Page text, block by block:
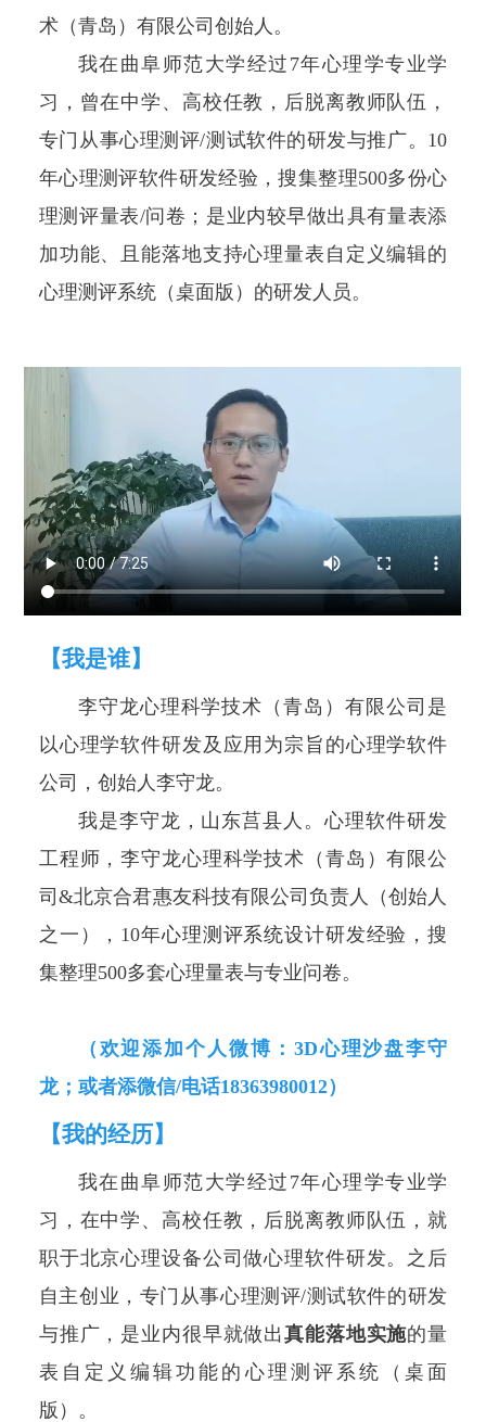
术（青岛）有限公司创始人。
我在曲阜师范大学经过7年心理学专业学
习，曾在中学、高校任教，后脱离教师队伍，
专门从事心理测评/测试软件的研发与推广。10
年心理测评软件研发经验，搜集整理500多份心
理测评量表/问卷；是业内较早做出具有量表添
加功能、且能落地支持心理量表自定义编辑的
心理测评系统（桌面版）的研发人员。
【我是谁】
李守龙心理科学技术（青岛）有限公司是
以心理学软件研发及应用为宗旨的心理学软件
公司，创始人李守龙。
我是李守龙，山东莒县人。心理软件研发
工程师，李守龙心理科学技术（青岛）有限公
司&北京合君惠友科技有限公司负责人（创始人
之一），10年心理测评系统设计研发经验，搜
集整理500多套心理量表与专业问卷。
（欢迎添加个人微博：3D心理沙盘李守
龙；或者添微信/电话18363980012）
【我的经历】
我在曲阜师范大学经过7年心理学专业学
习，在中学、高校任教，后脱离教师队伍，就
职于北京心理设备公司做心理软件研发。之后
自主创业，专门从事心理测评/测试软件的研发
与推广，是业内很早就做出真能落地实施的量
表自定义编辑功能的心理测评系统（桌面
版）。